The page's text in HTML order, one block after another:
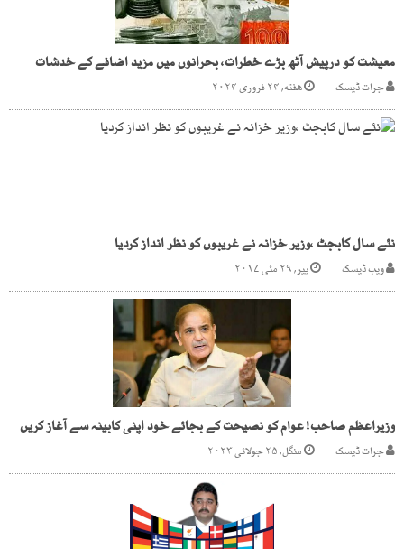
معیشت کو درپیش آٹھ بڑے خطرات، بحرانوں میں مزید اضافے کے خدشات
جرات ڈیسک هفته, ۲۴ فروری ۲۰۲۴
نئے سال کابجٹ ،وزیر خزانہ نے غریبوں کو نظر انداز کردیا
ویب ڈیسک پیر, ۲۹ مئی ۲۰۱۷
وزیراعظم صاحب! عوام کو نصیحت کے بجائے خود اپنی کابینہ سے آغاز کریں
جرات ڈیسک منگل, ۲۵ جولائی ۲۰۲۳